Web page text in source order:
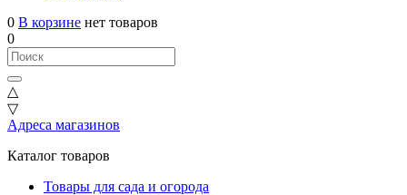
0 В корзине нет товаров
0
△
▽
Адреса магазинов
Каталог товаров
Товары для сада и огорода